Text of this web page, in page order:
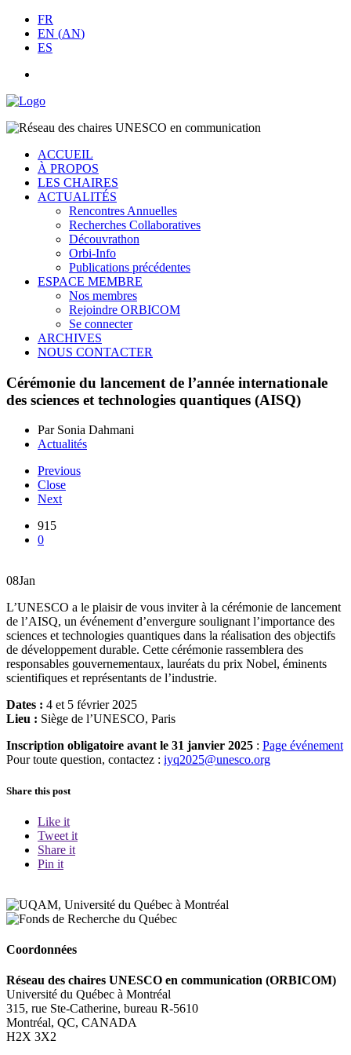
FR
EN (AN)
ES
ACCUEIL
À PROPOS
LES CHAIRES
ACTUALITÉS
Rencontres Annuelles
Recherches Collaboratives
Découvrathon
Orbi-Info
Publications précédentes
ESPACE MEMBRE
Nos membres
Rejoindre ORBICOM
Se connecter
ARCHIVES
NOUS CONTACTER
Cérémonie du lancement de l’année internationale
des sciences et technologies quantiques (AISQ)
Par Sonia Dahmani
Actualités
Previous
Close
Next
915
0
08Jan
L’UNESCO a le plaisir de vous inviter à la cérémonie de lancement
de l’AISQ, un événement d’envergure soulignant l’importance des
sciences et technologies quantiques dans la réalisation des objectifs
de développement durable. Cette cérémonie rassemblera des
responsables gouvernementaux, lauréats du prix Nobel, éminents
scientifiques et représentants de l’industrie.
Dates : 4 et 5 février 2025
Lieu : Siège de l’UNESCO, Paris
Inscription obligatoire avant le 31 janvier 2025 : Page événement
Pour toute question, contactez : iyq2025@unesco.org
Share this post
Like it
Tweet it
Share it
Pin it
Coordonnées
Réseau des chaires UNESCO en communication (ORBICOM)
Université du Québec à Montréal
315, rue Ste-Catherine, bureau R-5610
Montréal, QC, CANADA
H2X 3X2